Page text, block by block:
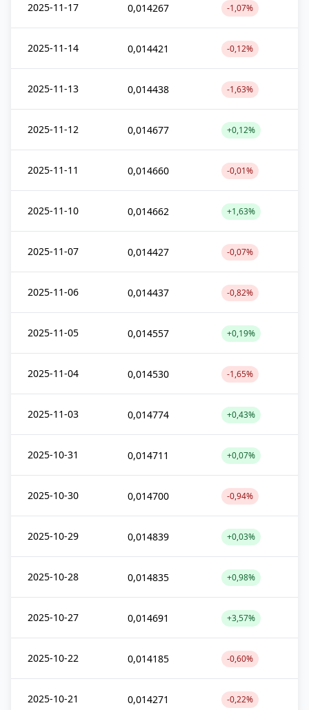
2025-11-17 0,014267 -1,07%
2025-11-14 0,014421 -0,12%
2025-11-13 0,014438 -1,63%
2025-11-12 0,014677 +0,12%
2025-11-11 0,014660 -0,01%
2025-11-10 0,014662 +1,63%
2025-11-07 0,014427 -0,07%
2025-11-06 0,014437 -0,82%
2025-11-05 0,014557 +0,19%
2025-11-04 0,014530 -1,65%
2025-11-03 0,014774 +0,43%
2025-10-31 0,014711 +0,07%
2025-10-30 0,014700 -0,94%
2025-10-29 0,014839 +0,03%
2025-10-28 0,014835 +0,98%
2025-10-27 0,014691 +3,57%
2025-10-22 0,014185 -0,60%
2025-10-21 0,014271 -0,22%